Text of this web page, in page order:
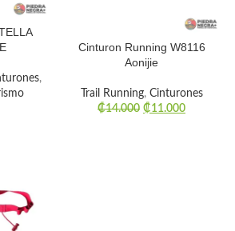
,
Cinturon Running W8116
Aonijie
Trail Running, Cinturones
₡14.000 ₡11.000